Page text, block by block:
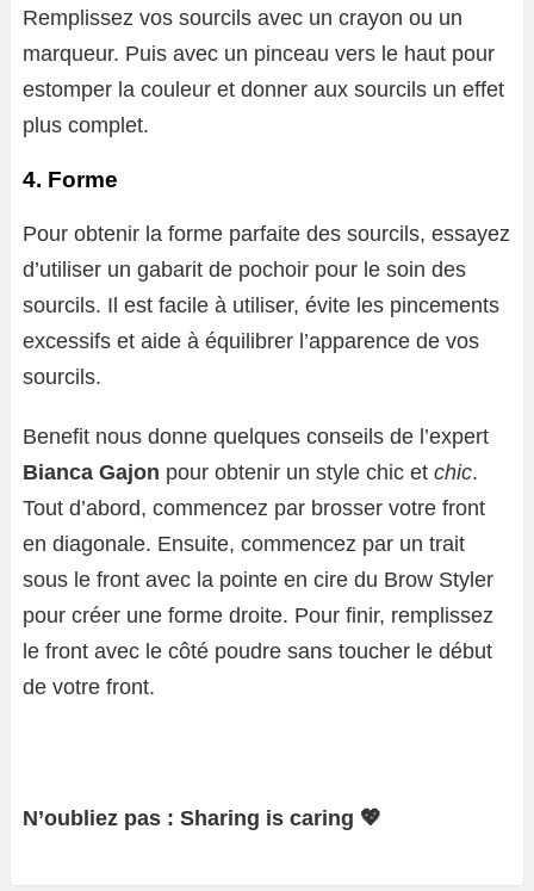
Remplissez vos sourcils avec un crayon ou un
marqueur. Puis avec un pinceau vers le haut pour
estomper la couleur et donner aux sourcils un effet
plus complet.
4. Forme
Pour obtenir la forme parfaite des sourcils, essayez
d’utiliser un gabarit de pochoir pour le soin des
sourcils. Il est facile à utiliser, évite les pincements
excessifs et aide à équilibrer l’apparence de vos
sourcils.
Benefit nous donne quelques conseils de l’expert
Bianca Gajon pour obtenir un style chic et chic.
Tout d’abord, commencez par brosser votre front
en diagonale. Ensuite, commencez par un trait
sous le front avec la pointe en cire du Brow Styler
pour créer une forme droite. Pour finir, remplissez
le front avec le côté poudre sans toucher le début
de votre front.
N’oubliez pas : Sharing is caring 💖